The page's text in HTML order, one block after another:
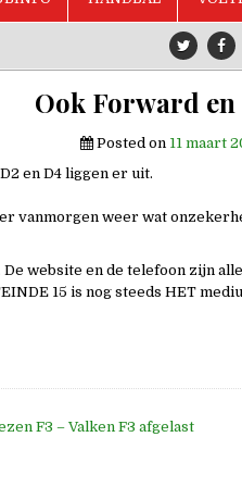
Ook Forward
Posted on 11 maart
en D4 liggen er uit.
vanmorgen weer wat
website en de telefoon zijn
15 is nog steeds HET
F3 – Valken F3 afgelast